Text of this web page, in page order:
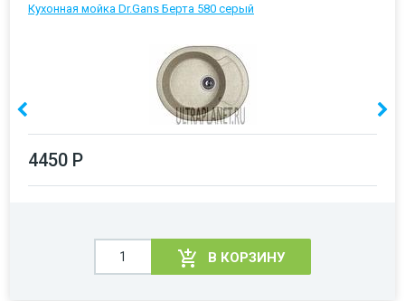
Кухонная мойка Dr.Gans Берта 580 серый
4450 Р
В КОРЗИНУ